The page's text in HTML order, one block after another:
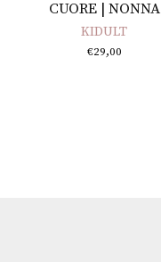
CUORE | NONNA
KIDULT
€29,00